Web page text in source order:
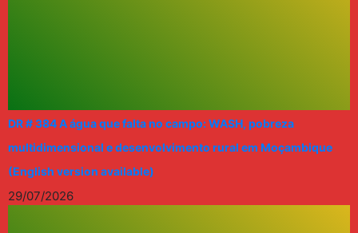
DR # 384 A água que falta no campo: WASH, pobreza
multidimensional e desenvolvimento rural em Moçambique
(English version available)
29/07/2026